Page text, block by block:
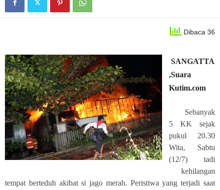
Dibaca 36
SANGATTA
,Suara
Kutim.com
Sebanyak
5 KK sejak
pukul 20.30
Wita, Sabtu
(12/7) tadi
kehilangan
tempat berteduh akibat si jago merah. Peristiwa yang terjadi saat